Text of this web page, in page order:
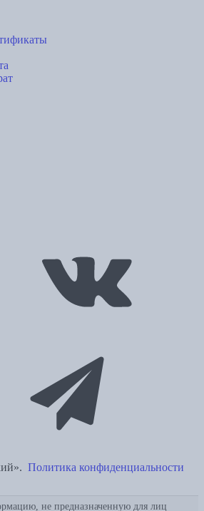
Политика конфиденциальности
не предназначенную для лиц